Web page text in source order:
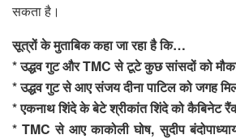
सकता है।
सूत्रों के मुताबिक कहा जा रहा है कि…
* उद्धव गुट और TMC से टूटे कुछ सांसदों को
* उद्धव गुट से आए संजय दीना पाटिल को जगह
* एकनाथ शिंदे के बेटे श्रीकांत शिंदे को कैबिनेट
* TMC से आए काकोली घोष, सुदीप